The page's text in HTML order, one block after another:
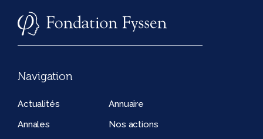
Navigation
Actualités
Annuaire
Annales
Nos actions